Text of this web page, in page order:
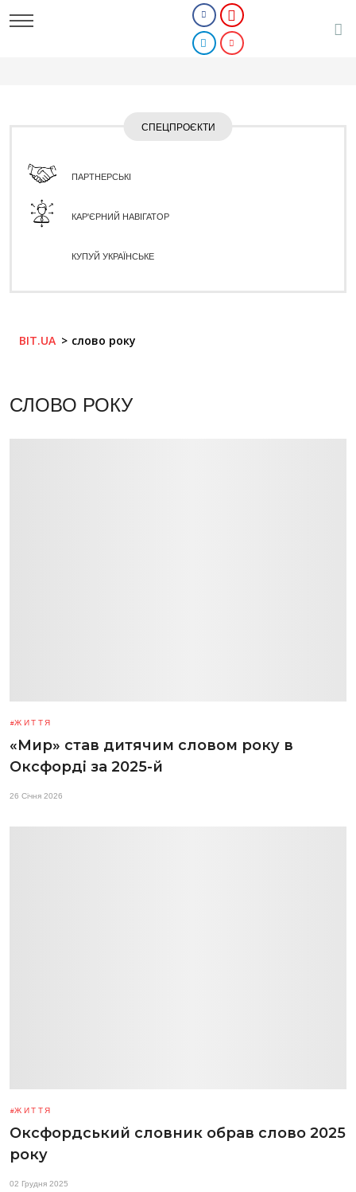
СПЕЦПРОЄКТИ
ПАРТНЕРСЬКІ
КАР'ЄРНИЙ НАВІГАТОР
КУПУЙ УКРАЇНСЬКЕ
BIT.UA слово року
СЛОВО РОКУ
ЖИТТЯ
«Мир» став дитячим словом року в
Оксфорді за 2025-й
26 Січня 2026
ЖИТТЯ
Оксфордський словник обрав слово 2025
року
02 Грудня 2025